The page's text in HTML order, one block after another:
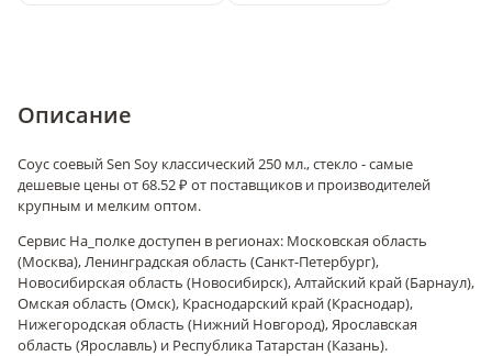
Описание
Соус соевый Sen Soy классический 250 мл., стекло - самые
дешевые цены от 68.52 ₽ от поставщиков и производителей
крупным и мелким оптом.
Сервис На_полке доступен в регионах: Московская область
(Москва), Ленинградская область (Санкт-Петербург),
Новосибирская область (Новосибирск), Алтайский край (Барнаул),
Омская область (Омск), Краснодарский край (Краснодар),
Нижегородская область (Нижний Новгород), Ярославская
область (Ярославль) и Республика Татарстан (Казань).